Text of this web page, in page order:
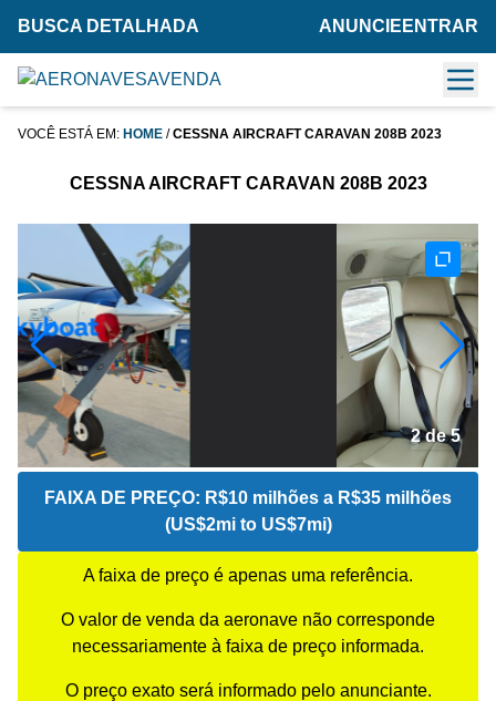
BUSCA DETALHADA ANUNCIE ENTRAR
VOCÊ ESTÁ EM: HOME /CESSNA AIRCRAFT CARAVAN 208B 2023
CESSNA AIRCRAFT CARAVAN 208B 2023
2 de 5
FAIXA DE PREÇO: R$10 milhões a R$35 milhões
(US$2mi to US$7mi)
A faixa de preço é apenas uma referência.
O valor de venda da aeronave não corresponde
necessariamente à faixa de preço informada.
O preço exato será informado pelo anunciante.